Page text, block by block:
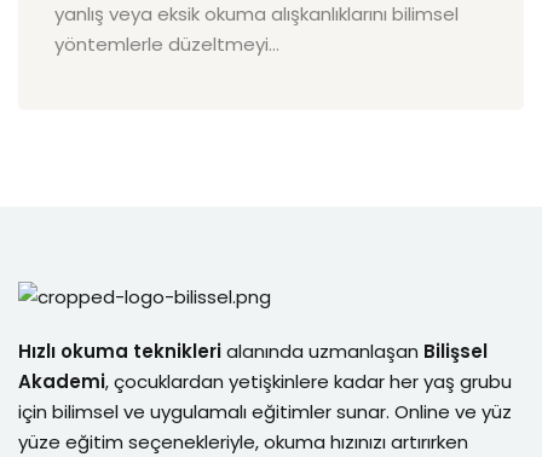
yanlış veya eksik okuma alışkanlıklarını bilimsel
yöntemlerle düzeltmeyi…
Hızlı okuma tekniklerialanında uzmanlaşan Bilişsel
Akademi, çocuklardan yetişkinlere kadar her yaş grubu
için bilimsel ve uygulamalı eğitimler sunar. Online ve yüz
yüze eğitim seçenekleriyle, okuma hızınızı artırırken